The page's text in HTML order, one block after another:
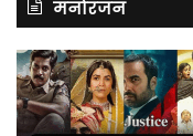
मनोरंजन